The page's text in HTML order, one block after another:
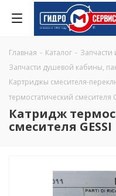
Главная - Каталог -
Запчасти душевой кабины,
Картриджы смесителя-
термостатический смесителя
Катридж
смесителя GESSI